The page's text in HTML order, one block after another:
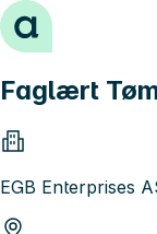
Hopp til innhold
Faglært
EGB Enterprises